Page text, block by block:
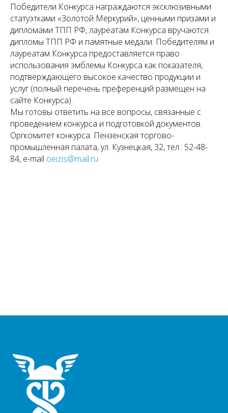
Победители Конкурса награждаются эксклюзивными
статуэтками «Золотой Меркурий», ценными призами и
дипломами ТПП РФ, лауреатам Конкурса вручаются
дипломы ТПП РФ и памятные медали. Победителям и
лауреатам Конкурса предоставляется право
использования эмблемы Конкурса как показателя,
подтверждающего высокое качество продукции и
услуг (полный перечень преференций размещен на
сайте Конкурса).
Мы готовы ответить на все вопросы, связанные с
проведением конкурса и подготовкой документов.
Оргкомитет конкурса: Пензенская торгово-
промышленная палата, ул. Кузнецкая, 32, тел.: 52-48-
84, е-mail oeizis@mail.ru